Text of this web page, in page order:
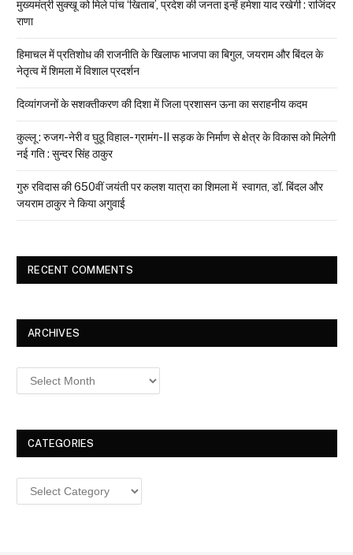
मुख्यमंत्री सुक्खू को मिले पांच ‘खिताब’, प्रदेश की जनता इन्हें हमेशा याद रखेगी : राजिंदर
राणा
हिमाचल में प्रतिशोध की राजनीति के खिलाफ भाजपा का बिगुल, जयराम और बिंदल के
नेतृत्व में शिमला में विशाल प्रदर्शन
दिव्यांगजनों के सशक्तीकरण की दिशा में जिला प्रशासन ऊना का सराहनीय कदम
कुल्लू : रुजग-नेरी व घुठू विहाल- ग्रामंग-II सड़क के निर्माण से क्षेत्र के विकास को मिलेगी
नई गति : सुन्दर सिंह ठाकुर
गुरु रविदास की 650वीं जयंती पर कलश यात्रा का शिमला में स्वागत, डॉ. बिंदल और
जयराम ठाकुर ने किया अगुवाई
RECENT COMMENTS
ARCHIVES
Archives
CATEGORIES
Categories